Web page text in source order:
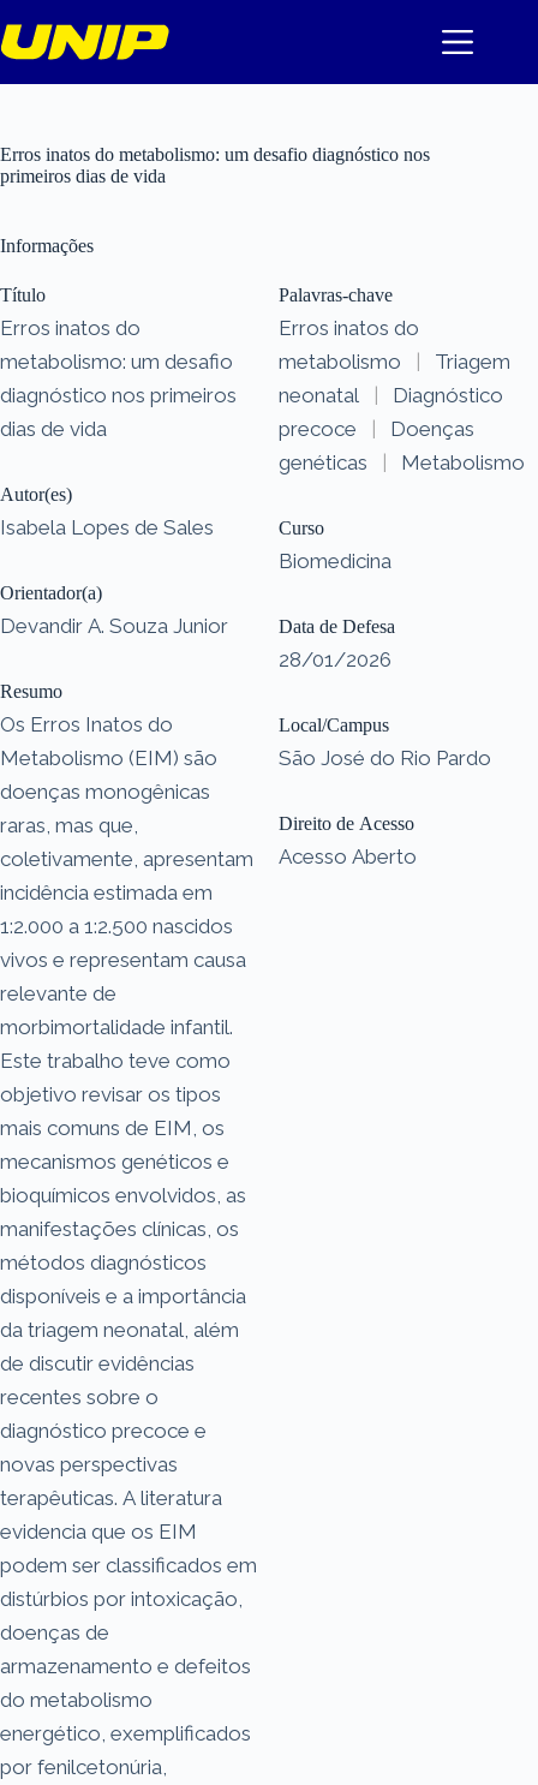
para
o
Erros inatos do metabolismo: um desafio diagnóstico nos
primeiros dias de vida
Informações
Título
Erros inatos do
metabolismo: um desafio
diagnóstico nos primeiros
dias de vida
Autor(es)
Isabela Lopes de Sales
Orientador(a)
Devandir A. Souza Junior
Resumo
Os Erros Inatos do
Metabolismo (EIM) são
doenças monogênicas
raras, mas que,
coletivamente, apresentam
incidência estimada em
1:2.000 a 1:2.500 nascidos
vivos e representam causa
relevante de
morbimortalidade infantil.
Este trabalho teve como
objetivo revisar os tipos
mais comuns de EIM, os
mecanismos genéticos e
bioquímicos envolvidos, as
manifestações clínicas, os
métodos diagnósticos
disponíveis e a importância
da triagem neonatal, além
de discutir evidências
recentes sobre o
diagnóstico precoce e
novas perspectivas
terapêuticas. A literatura
evidencia que os EIM
podem ser classificados em
distúrbios por intoxicação,
doenças de
armazenamento e defeitos
do metabolismo
energético, exemplificados
por fenilcetonúria,
Palavras-chave
Erros inatos do
metabolismo
|
Triagem
neonatal
|
Diagnóstico
precoce
|
Doenças
genéticas
| Metabolismo
Curso
Biomedicina
Data de Defesa
28/01/2026
Local/Campus
São José do Rio Pardo
Direito de Acesso
Acesso Aberto